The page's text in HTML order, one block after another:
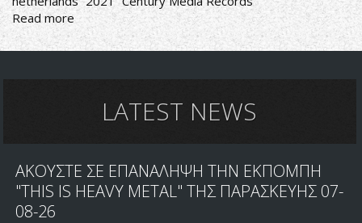
Read more about
Cryptosis-
Bionic
LATEST NEWS
ΑΚΟΥΣΤΕ ΣΕ ΕΠΑΝΑΛΗΨΗ ΤΗΝ ΕΚΠΟΜΠΗ
"THIS IS HEAVY METAL" ΤΗΣ ΠΑΡΑΣΚΕΥΗΣ 07-
08-26